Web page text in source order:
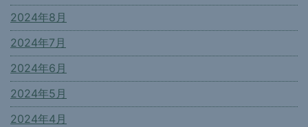
2024年8月
2024年7月
2024年6月
2024年5月
2024年4月